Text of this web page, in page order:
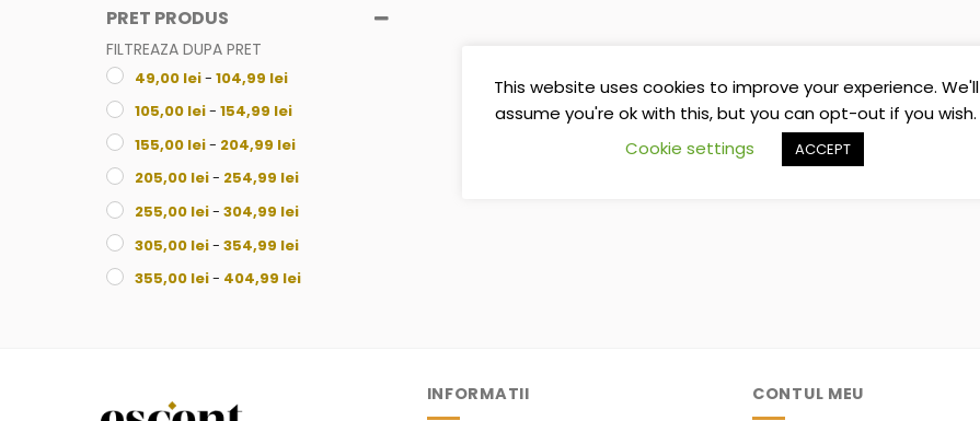
100ml (0)
105ml (0)
250ml (0)
PRET PRODUS
FILTREAZA DUPA PRET
49,00 lei- 104,99 lei
105,00 lei- 154,99 lei
155,00 lei- 204,99 lei
205,00 lei- 254,99 lei
255,00 lei- 304,99 lei
305,00 lei- 354,99 lei
355,00 lei- 404,99 lei
555,00lei-604,99
INFORMATII CONTUL MEU
This website uses cookies to improve your experience. We'll
assume you're ok with this, but you can opt-out if you wish.
Cookie settings
ACCEPT